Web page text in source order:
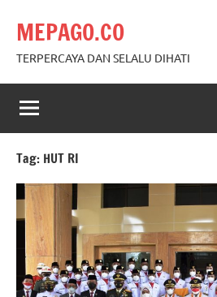
content
MEPAGO.CO
TERPERCAYA DAN SELALU DIHATI
Tag: HUT RI